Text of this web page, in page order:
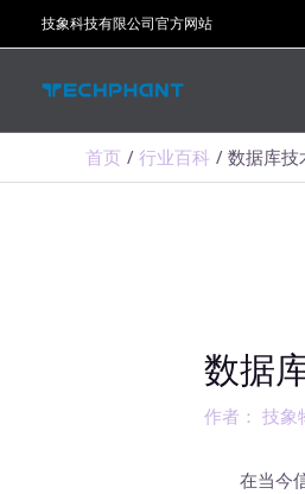
至
技象科技有限公司官方网站
首页 行业百科 数据库技
数据
作者： 技象
在当今信